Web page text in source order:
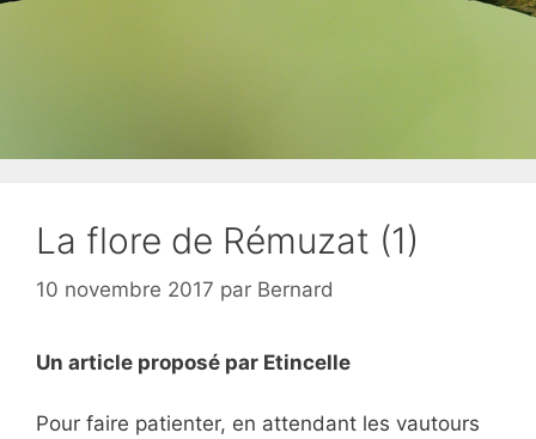
La flore de Rémuzat (1)
10 novembre 2017 par Bernard
Un article proposé par Etincelle
Pour faire patienter, en attendant les vautours